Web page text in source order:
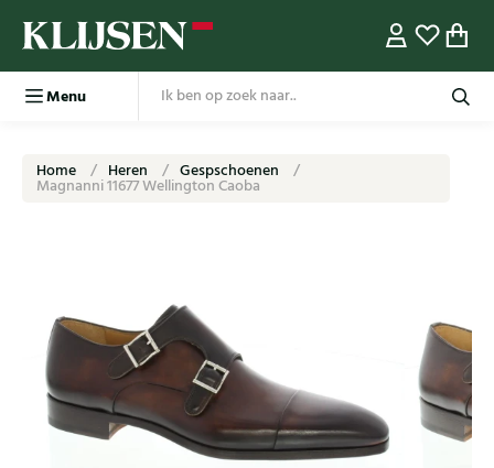
Menu
Home Heren Gespschoenen
Magnanni 11677 Wellington Caoba